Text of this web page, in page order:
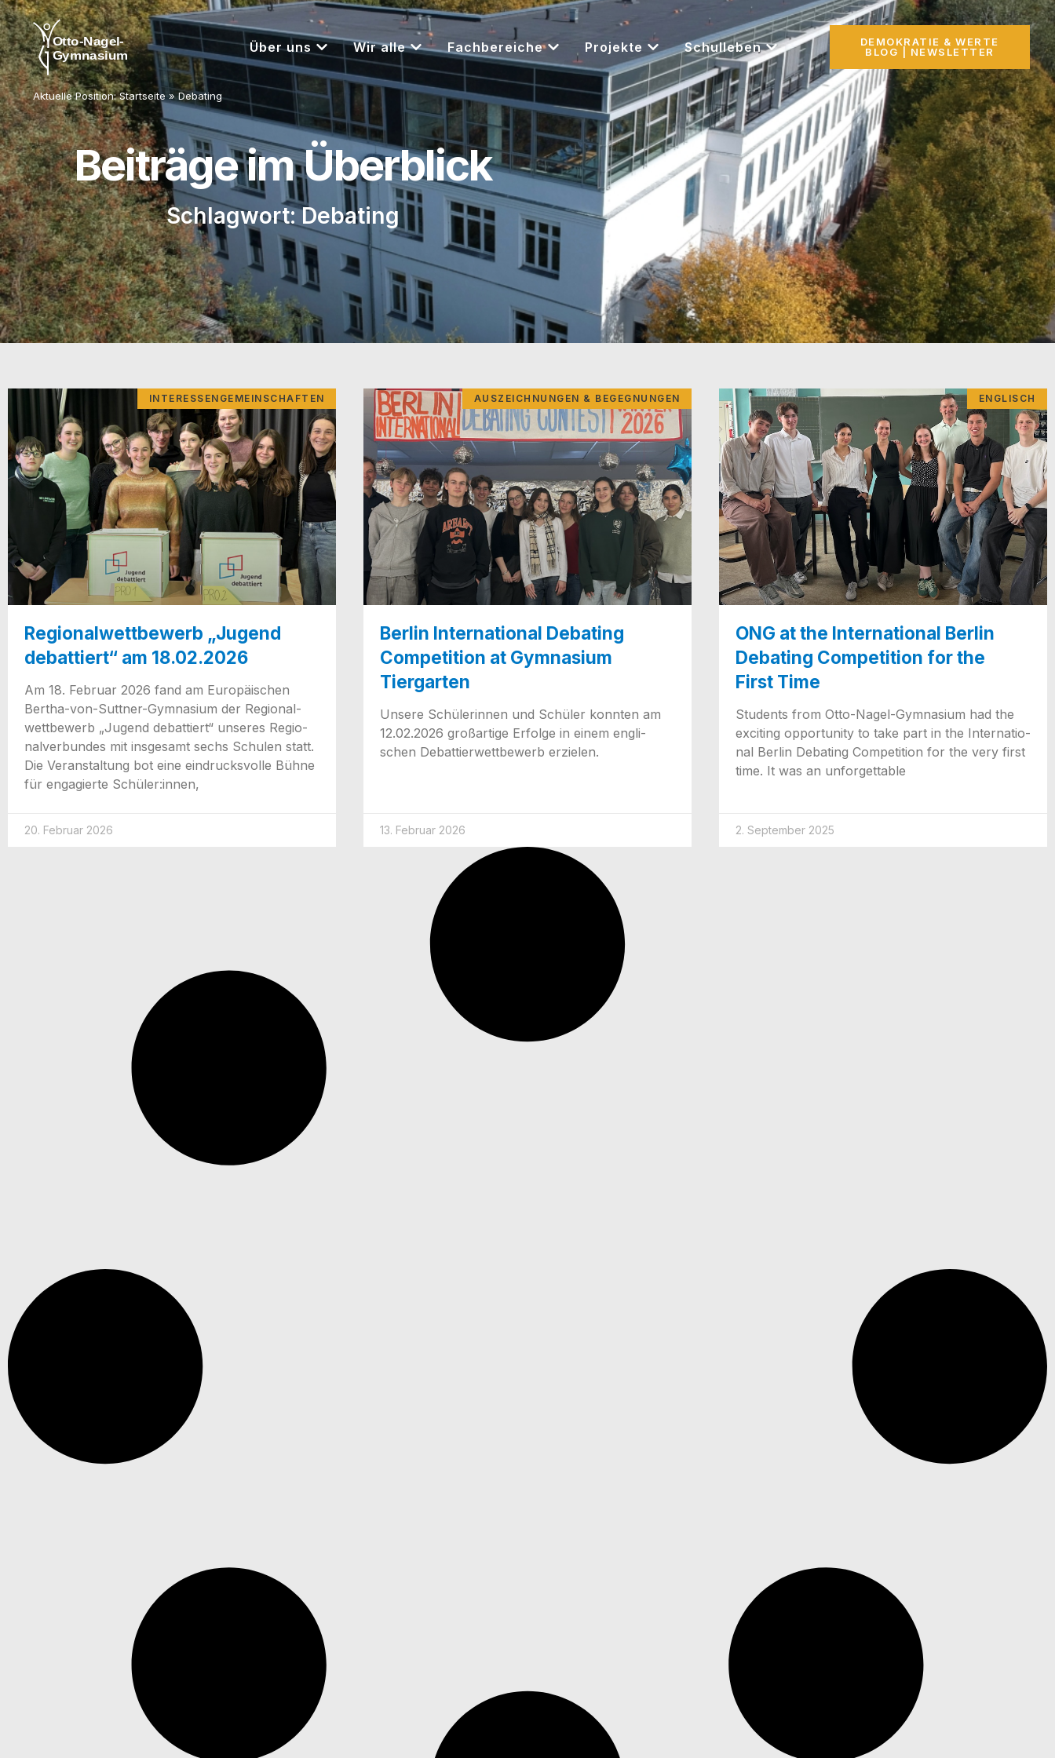
Über uns Wir alle Fachbereiche Projekte Schulleben
DEMOKRATIE & WERTE
BLOG | NEWSLETTER
Aktuelle Position:Startseite »Debating
Beiträge im Überblick
Schlagwort: Debating
INTERESSENGEMEINSCHAFTEN
Regionalwettbewerb „Jugend
debattiert“ am 18.02.2026
Am 18. Febru­ar 2026 fand am Euro­päi­schen
Ber­­tha-von-Sut­t­­ner-Gym­na­­si­um der Regio­nal­
wett­be­werb „Jugend debat­tiert“ unse­res Regio­
nal­ver­bun­des mit ins­ge­samt sechs Schu­len statt.
Die Ver­an­stal­tung bot eine ein­drucks­vol­le Büh­ne
für enga­gier­te Schüler:innen,
20. Februar 2026
AUSZEICHNUNGEN & BEGEGNUNGEN
Berlin International Debating
Competition at Gymnasium
Tiergarten
Unse­re Schü­le­rin­nen und Schü­ler konn­ten am
12.02.2026 groß­ar­ti­ge Erfol­ge in einem eng­li­
schen Debat­tier­wett­be­werb erzielen.
13. Februar 2026
ENGLISCH
ONG at the International Berlin
Debating Competition for the
First Time
Stu­dents from Otto-Nagel-Gym­na­­si­um had the
exci­ting oppor­tu­ni­ty to take part in the Inter­na­tio­
nal Ber­lin Deba­ting Com­pe­ti­ti­on for the very first
time. It was an unforgettable
2. September 2025